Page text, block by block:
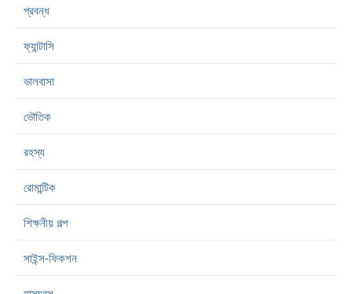
প্রবন্ধ
ফ্যান্টাসি
ভালবাসা
ভৌতিক
রহস্য
রোমান্টিক
শিক্ষনীয় গল্প
সাইন্স-ফিকশন